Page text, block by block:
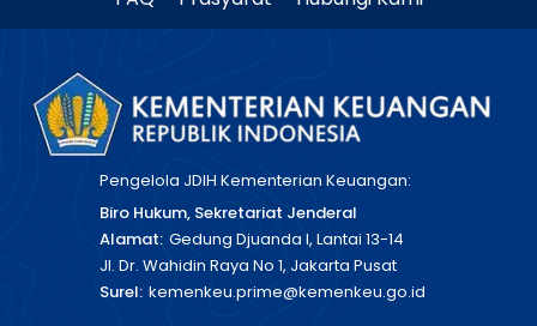
Pengelola JDIH Kementerian Keuangan:
Biro Hukum, Sekretariat Jenderal
Alamat: Gedung Djuanda I, Lantai 13-14
Jl. Dr. Wahidin Raya No 1, Jakarta Pusat
Surel: kemenkeu.prime@kemenkeu.go.id